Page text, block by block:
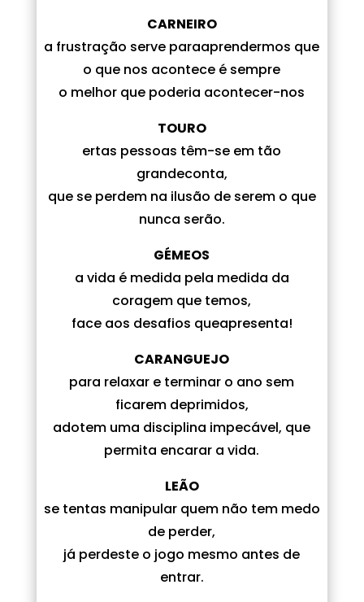
CARNEIRO
a frustração serve paraaprendermos que
o que nos acontece é sempre
o melhor que poderia acontecer-nos
TOURO
ertas pessoas têm-se em tão
grandeconta,
que se perdem na ilusão de serem o que
nunca serão.
GÉMEOS
a vida é medida pela medida da
coragem que temos,
face aos desafios queapresenta!
CARANGUEJO
para relaxar e terminar o ano sem
ficarem deprimidos,
adotem uma disciplina impecável, que
permita encarar a vida.
LEÃO
se tentas manipular quem não tem medo
de perder,
já perdeste o jogo mesmo antes de
entrar.